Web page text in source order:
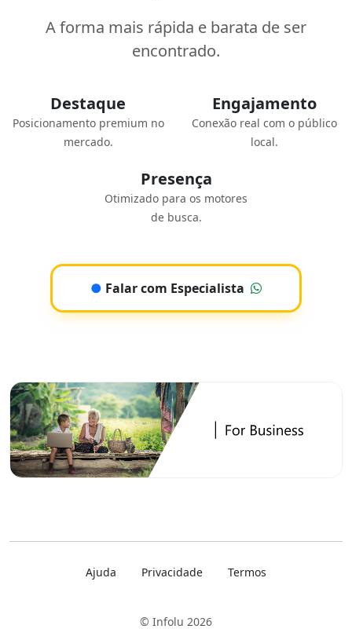
A forma mais rápida e barata de ser
encontrado.
Destaque
Posicionamento premium no
mercado.
Engajamento
Conexão real com o público
local.
Presença
Otimizado para os motores
de busca.
● Falar com Especialista
Ajuda Privacidade Termos
© Infolu 2026